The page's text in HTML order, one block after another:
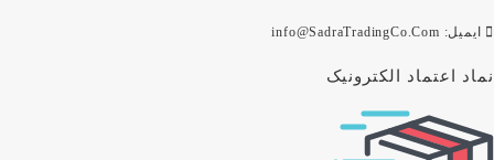
ایمیل: info@SadraTradingCo.Com
نماد اعتماد الکترونیک